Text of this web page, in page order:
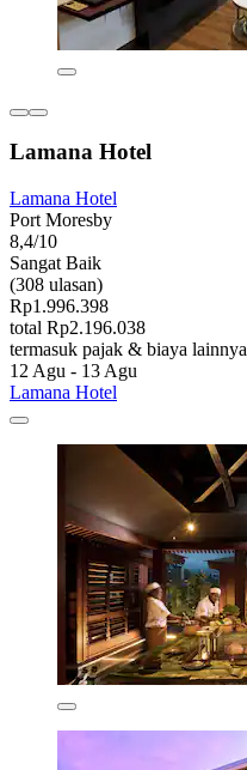
Lamana Hotel
Lamana Hotel
Port Moresby
8,4/10
Sangat Baik
(308 ulasan)
Rp1.996.398
total Rp2.196.038
termasuk pajak & biaya lainnya
12 Agu - 13 Agu
Lamana Hotel